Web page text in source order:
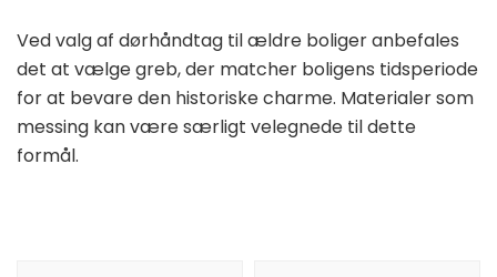
Ved valg af dørhåndtag til ældre boliger anbefales
det at vælge greb, der matcher boligens tidsperiode
for at bevare den historiske charme. Materialer som
messing kan være særligt velegnede til dette
formål.